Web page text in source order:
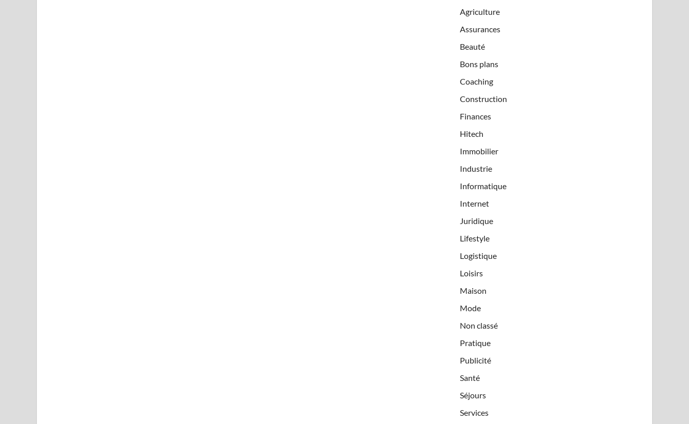
Agriculture
Assurances
Beauté
Bons plans
Coaching
Construction
Finances
Hitech
Immobilier
Industrie
Informatique
Internet
Juridique
Lifestyle
Logistique
Loisirs
Maison
Mode
Non classé
Pratique
Publicité
Santé
Séjours
Services